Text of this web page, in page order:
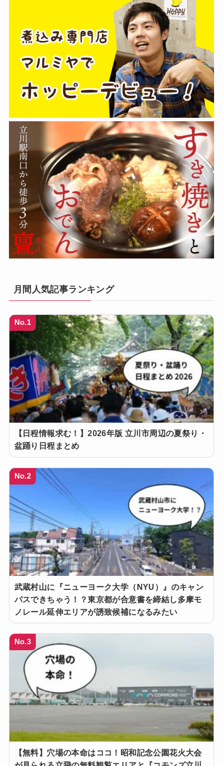
月間人気記事ランキング
No.1
【日程情報求む！】2026年版 立川市周辺の夏祭り・
盆踊り日程まとめ
No.2
武蔵村山に『ニューヨーク大学（NYU）』のキャン
パスできちゃう！？東京都が合意書を締結し多摩モ
ノレール延伸エリアが誘致候補になるみたい
No.3
【無料】穴場の本命はココ！昭和記念公園花火大会